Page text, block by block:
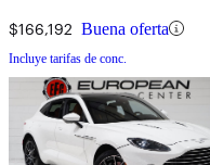
$166,192 Buena oferta
Incluye tarifas de conc.